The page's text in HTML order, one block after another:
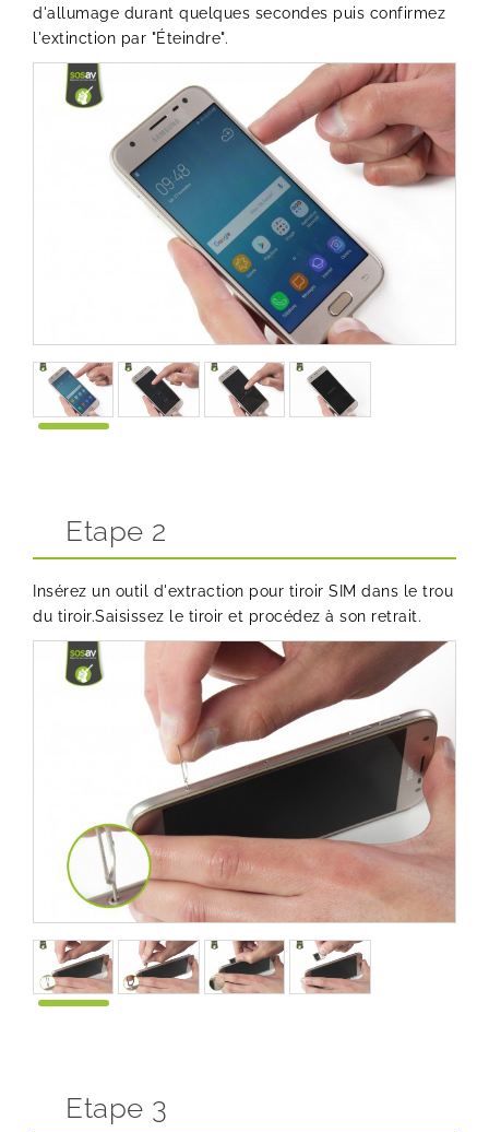
d'allumage durant quelques secondes puis confirmez
l'extinction par "Éteindre".
Etape 2
Insérez un outil d'extraction pour tiroir SIM dans le trou
du tiroir.Saisissez le tiroir et procédez à son retrait.
Etape 3